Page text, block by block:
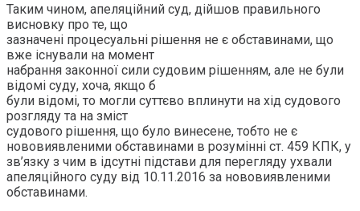
Таким чином, апеляційний суд, дійшов правильного
висновку про те, що
зазначені процесуальні рішення не є обставинами, що
вже існували на момент
набрання законної сили судовим рішенням, але не були
відомі суду, хоча, якщо б
були відомі, то могли суттєво вплинути на хід судового
розгляду та на зміст
судового рішення, що було винесене, тобто не є
нововиявленими обставинами в розумінні ст. 459 КПК, у
зв’язку з чим в ідсутні підстави для перегляду ухвали
апеляційного суду від 10.11.2016 за нововиявленими
обставинами.